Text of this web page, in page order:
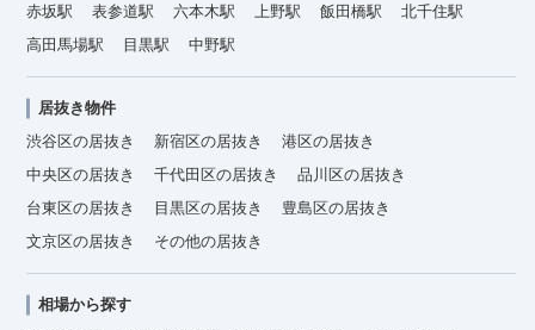
赤坂駅
表参道駅 六本木駅 上野駅 飯田橋駅
北千住駅
高田馬場駅
目黒駅 中野駅
居抜き物件
渋谷区の居抜き
新宿区の居抜き
港区の居抜き
中央区の居抜き
千代田区の居抜き
品川区の居抜き
台東区の居抜き
目黒区の居抜き
豊島区の居抜き
文京区の居抜き
その他の居抜き
相場から探す